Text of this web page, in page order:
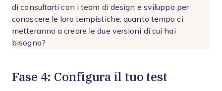
di consultarti con i team di design e sviluppo per
conoscere le loro tempistiche: quanto tempo ci
metteranno a creare le due versioni di cui hai
bisogno?
Fase 4: Configura il tuo test